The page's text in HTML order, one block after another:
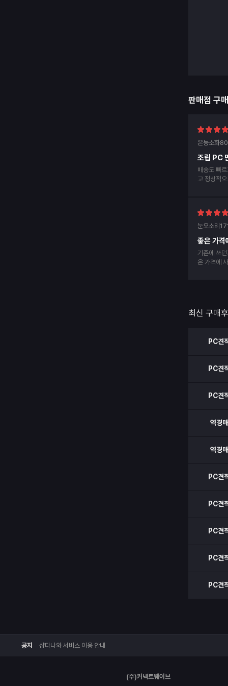
판매점 구
은능소화
조립 PC
배송도 빠
고 정상적
눈오소리
좋은 가격
기존에 쓰
은 가격에
최신 구매
PC견
PC견
PC견
역경매
역경매
PC견
PC견
PC견
PC견
PC견
공지 샵다나와 서비스 이용 안내
(주)커넥트웨이브